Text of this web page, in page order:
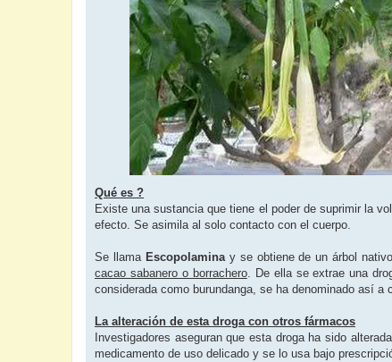
Qué es ?
Existe una sustancia que tiene el poder de suprimir la
efecto. Se asimila al solo contacto con el cuerpo.
Se llama Escopolaminay se obtiene de un árbol
cacao sabanero o borrachero. De ella se extrae una
considerada como burundanga, se ha denominado así
La alteración de esta droga con otros fármacos
Investigadores aseguran que esta droga ha sido
medicamento de uso delicado y se lo usa bajo